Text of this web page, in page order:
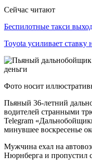
Сейчас читают
Беспилотные такси
Toyota усиливает
Фото носит
Пьяный 36-летний
водителей странными
Telegram
минувшее воскресенье
Мужчина ехал на
Нюрнберга и пропустил